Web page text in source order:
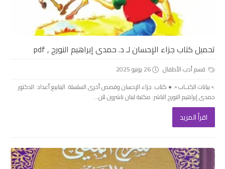
تحميل كتاب جزاء الإحسان لـ د. حمدى إبراهيم النورج , pdf
قسم أدب الأطفال
26 يونيو 2025
.▫️ بيانات الكتــاب ▫️. ● كتاب: جزاء الإحسان وقصص أخرى السلسلة: الينابيع أعداد: الدكتور
حمدى إبراهيم النورج الناشر: مكتبة لبنان ناشرون للن...
اقرأ المزيد